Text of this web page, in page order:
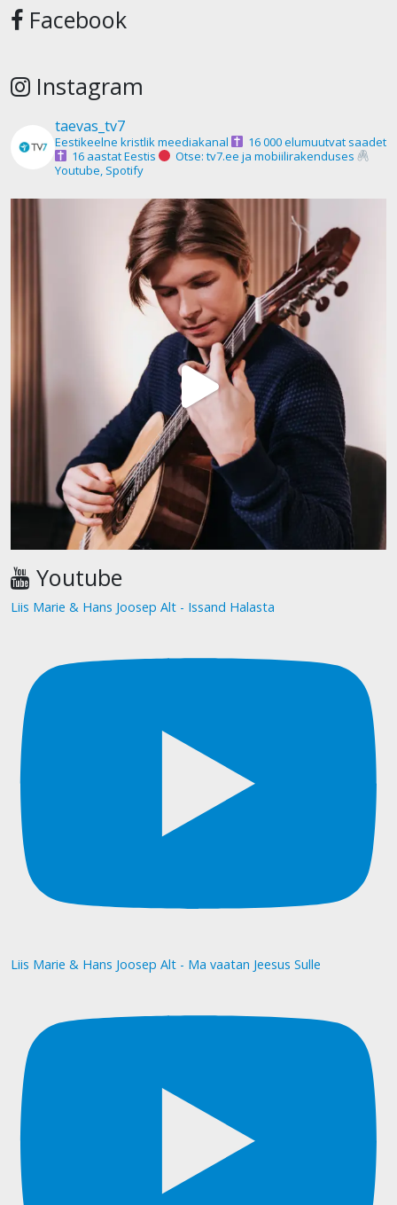
Facebook
Instagram
taevas_tv7
Eestikeelne kristlik meediakanal
16 000 elumuutvat saadet
16 aastat Eestis
Otse: tv7.ee ja mobiilirakenduses
Youtube, Spotify
Youtube
Liis Marie & Hans Joosep Alt - Issand Halasta
Liis Marie & Hans Joosep Alt - Ma vaatan Jeesus Sulle